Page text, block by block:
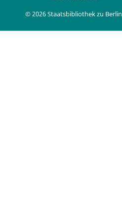
© 2026 Staatsbibliothek zu Berlin